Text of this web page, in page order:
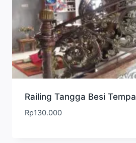
Railing Tangga Besi Tempa
Rp130.000